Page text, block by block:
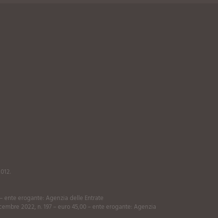
ente erogante: Agenzia delle Entrate
2022, n. 197 – euro 45,00 – ente erogante: Agenzia